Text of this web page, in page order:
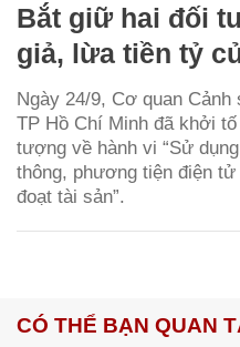
Bắt giữ hai đối
giả, lừa tiền tỷ
Ngày 24/9, Cơ quan
TP Hồ Chí Minh đã khởi
tượng về hành vi “Sử
thông, phương tiện điện
đoạt tài sản”.
CÓ THỂ BẠN QUAN